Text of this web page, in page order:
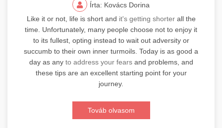
Írta: Kovács Dorina
Like it or not, life is short and it's getting shorterall the
time. Unfortunately, many people choose not to enjoy it
to its fullest, opting instead to wait out adversity or
succumb to their own inner turmoils. Today is as good a
day as any to address your fearsand problems, and
these tips are an excellent starting point for your
journey.
Továb olvasom